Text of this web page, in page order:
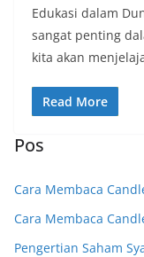
Edukasi dalam
sangat penting
kita akan
Read More
Pos
Cara Membaca
Cara Membaca
Pengertian Saham